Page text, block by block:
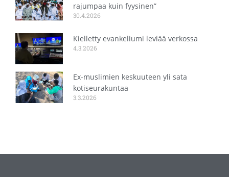
rajumpaa kuin fyysinen”
30.4.2026
Kielletty evankeliumi leviää verkossa
4.3.2026
Ex-muslimien keskuuteen yli sata
kotiseurakuntaa
3.3.2026